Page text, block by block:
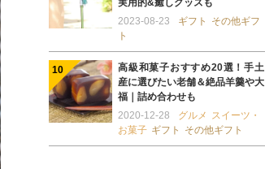
実用的&癒しグッズも
2023-08-23
ギフト
その他ギフ
ト
高級和菓子おすすめ20選！手土
産に選びたい老舗＆絶品羊羹や大
福｜詰め合わせも
2020-12-28
グルメ スイーツ・
お菓子 ギフト その他ギフト